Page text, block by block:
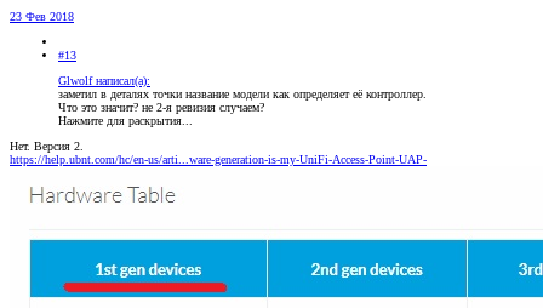
23 Фев 2018
#13
Glwolf написал(а):
заметил в деталях точки название модели как определяет её контроллер.
Что это значит? не 2-я ревизия случаем?
Нажмите для раскрытия...
Нет. Версия 2.
https://help.ubnt.com/hc/en-us/arti...ware-generation-is-my-UniFi-Access-Point-UAP-